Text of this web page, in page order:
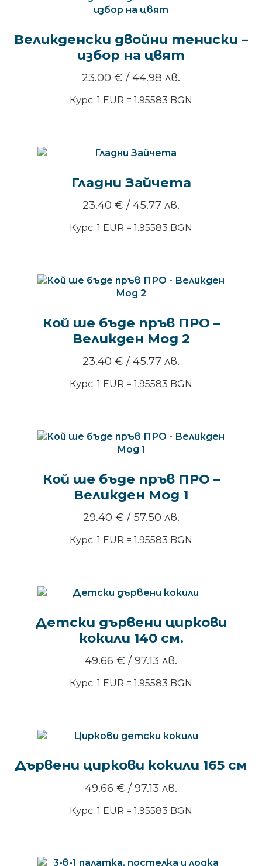
Великденски двойни тениски –
избор на цвят
23.00 € / 44.98 лв.
Курс: 1 EUR = 1.95583 BGN
Гладни Зайчета
23.40 € / 45.77 лв.
Курс: 1 EUR = 1.95583 BGN
Кой ше бъде пръв ПРО –
Великден Мод 2
23.40 € / 45.77 лв.
Курс: 1 EUR = 1.95583 BGN
Кой ше бъде пръв ПРО –
Великден Мод 1
29.40 € / 57.50 лв.
Курс: 1 EUR = 1.95583 BGN
Детски дървени циркови
кокили 140 см.
49.66 € / 97.13 лв.
Курс: 1 EUR = 1.95583 BGN
Дървени циркови кокили 165 см
49.66 € / 97.13 лв.
Курс: 1 EUR = 1.95583 BGN